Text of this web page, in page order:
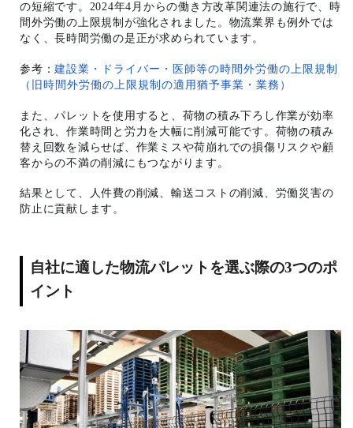
の短縮です。2024年4月からの働き方改革関連法の施行で、時
間外労働の上限規制が強化されました。物流業界も例外では
なく、長時間労働の是正が求められています。
参考：建設業・ドライバー・医師等の時間外労働の上限規制
（旧時間外労働の上限規制の適用猶予事業・業務）
また、パレットを使用すると、荷物の積み下ろし作業が効率
化され、作業時間と労力を大幅に削減可能です。荷物の積み
替え回数を減らせば、作業ミスや荷崩れでの損傷リスクや顧
客からの不満の削減にもつながります。
結果として、人件費の削減、輸送コストの削減、労働災害の
防止に貢献します。
自社に適した物流パレットを選ぶ際の3つのポ
イント